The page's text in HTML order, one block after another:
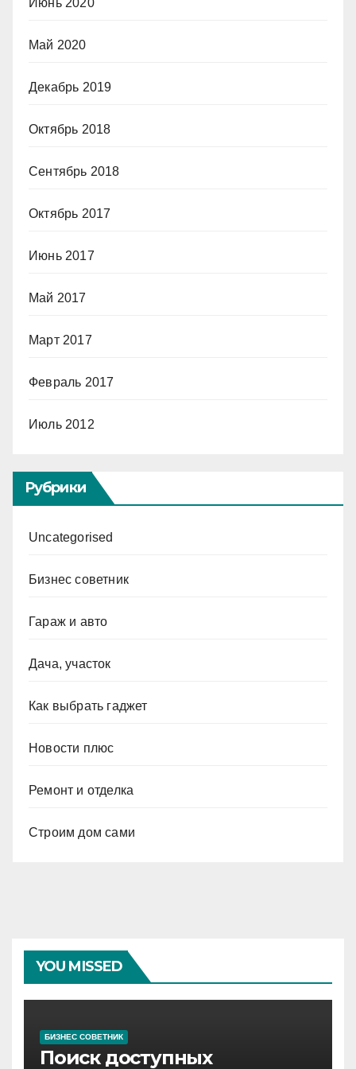
Май 2020
Декабрь 2019
Октябрь 2018
Сентябрь 2018
Октябрь 2017
Июнь 2017
Май 2017
Март 2017
Февраль 2017
Июль 2012
Рубрики
Uncategorised
Бизнес советник
Гараж и авто
Дача, участок
Как выбрать гаджет
Новости плюс
Ремонт и отделка
Строим дом сами
YOU MISSED
БИЗНЕС СОВЕТНИК
Поиск доступных